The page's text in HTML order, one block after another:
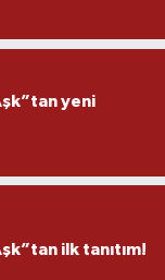
yeni
ilk tanıtım!